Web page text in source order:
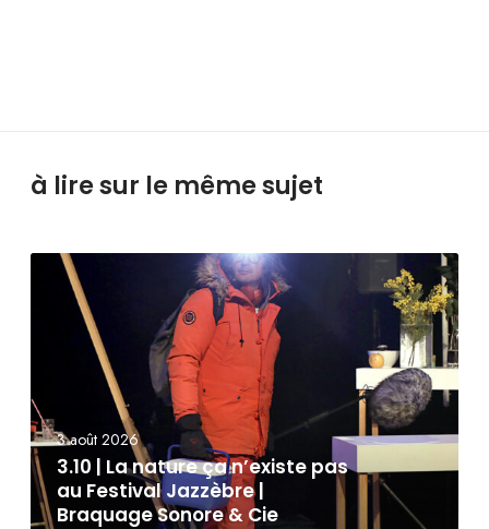
à lire sur le même sujet
3 août 2026
3.10 | La nature ça n’existe pas
au Festival Jazzèbre |
Braquage Sonore & Cie